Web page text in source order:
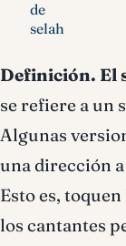
de
selah
Definición. El
se refiere a un
Algunas
una dirección
Esto es,
los cantantes